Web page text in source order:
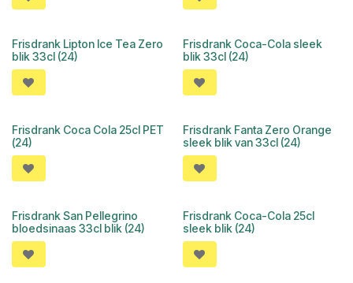
Frisdrank Lipton Ice Tea Zero
blik 33cl (24)
Frisdrank Coca-Cola sleek
blik 33cl (24)
Frisdrank Coca Cola 25cl PET
(24)
Frisdrank Fanta Zero Orange
sleek blik van 33cl (24)
Frisdrank San Pellegrino
bloedsinaas 33cl blik (24)
Frisdrank Coca-Cola 25cl
sleek blik (24)